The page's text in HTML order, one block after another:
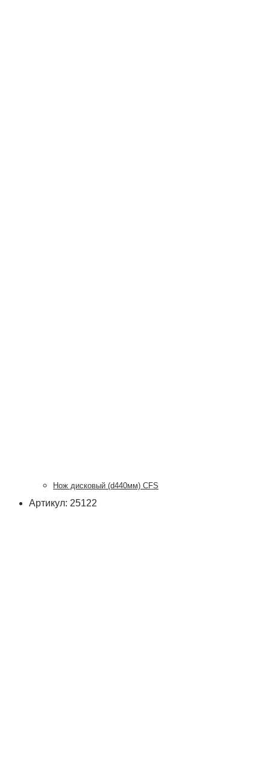
Нож дисковый (d440мм) CFS
Артикул: 25122